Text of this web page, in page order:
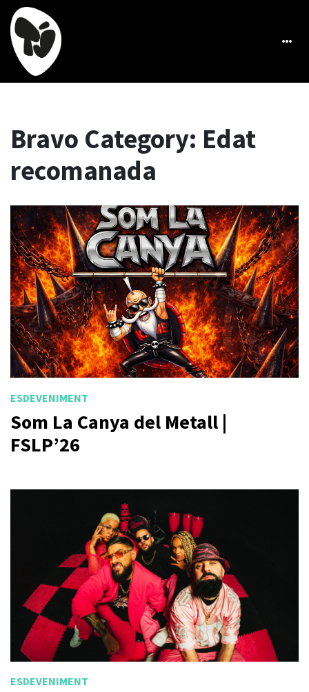
Bravo Category: Edat
recomanada
ESDEVENIMENT
Som La Canya del Metall |
FSLP’26
ESDEVENIMENT